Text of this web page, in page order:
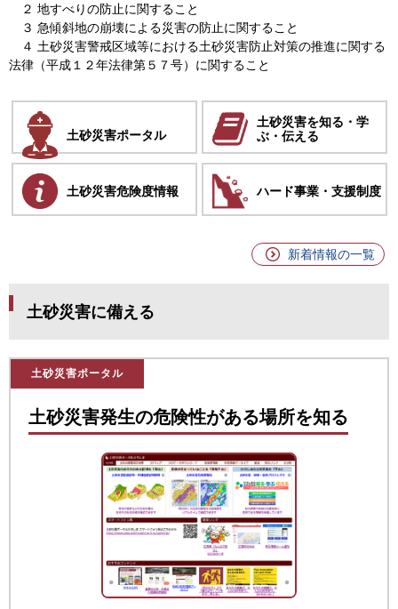
２ 地すべりの防止に関すること
３ 急傾斜地の崩壊による災害の防止に関すること
４ 土砂災害警戒区域等における土砂災害防止対策の推進に関する
法律（平成１２年法律第５７号）に関すること
土砂災害ポータル
土砂災害を知る・学
ぶ・伝える
土砂災害危険度情報 ハード事業・支援制度
新着情報の一覧
土砂災害に備える
土砂災害ポータル
土砂災害発生の危険性がある場所を知る